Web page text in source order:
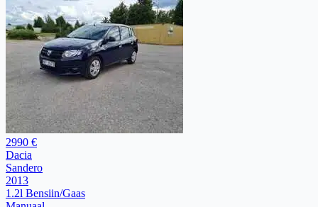
2990 €
Dacia
Sandero
2013
1.2l Bensiin/Gaas